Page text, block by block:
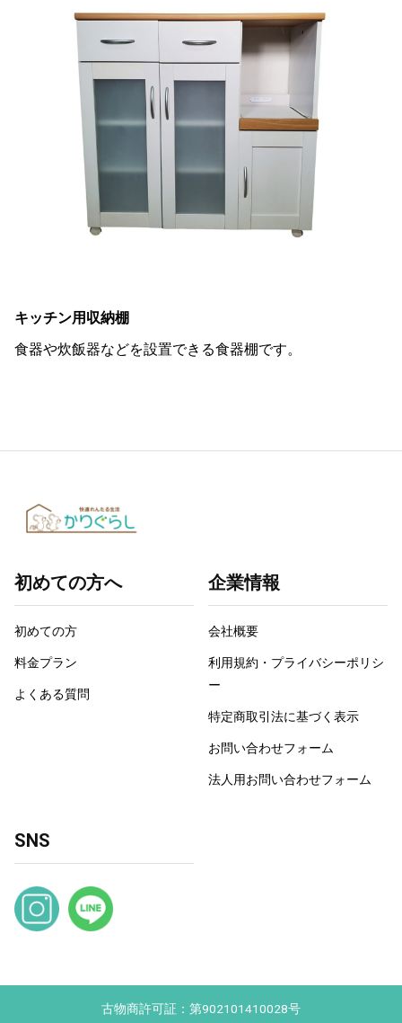
キッチン用収納棚
食器や炊飯器などを設置できる食器棚です。
初めての方へ
初めての方
料金プラン
よくある質問
企業情報
会社概要
利用規約・プライバシーポリシ
ー
特定商取引法に基づく表示
お問い合わせフォーム
法人用お問い合わせフォーム
SNS
古物商許可証：第902101410028号